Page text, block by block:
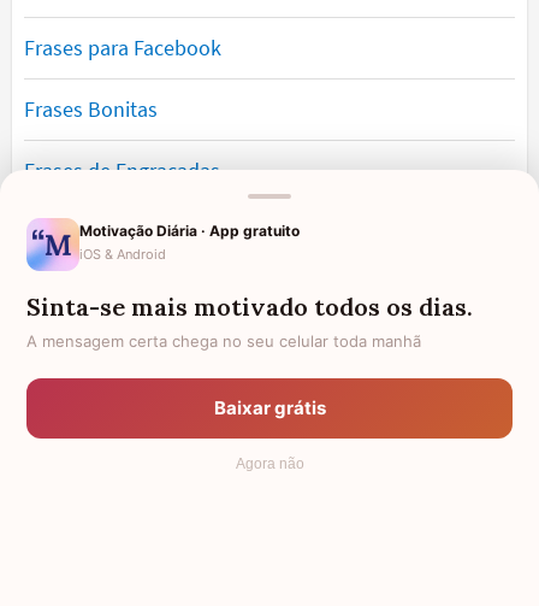
Frases para Facebook
Frases Bonitas
Frases de Engraçadas
Frases Românticas
Frases de Reflexão
Frases Lindas
Motivação Diária · App gratuito
iOS & Android
Sinta-se mais motivado todos os dias.
A mensagem certa chega no seu celular toda manhã
Baixar grátis
Agora não